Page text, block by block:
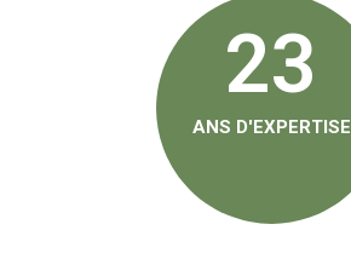
ANS D'EXPERTISE
23